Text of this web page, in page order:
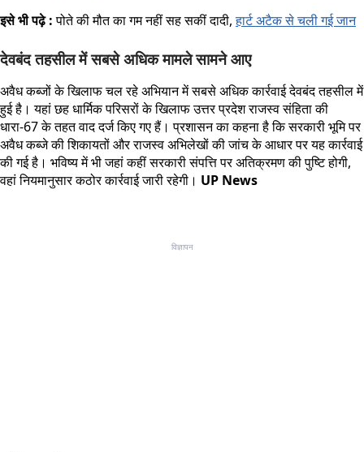
इसे भी पढ़े :पोते की मौत का गम नहीं सह सकीं दादी,हार्ट अटैक से चली गई जान
देवबंद तहसील में सबसे अधिक मामले सामने आए
अवैध कब्जों के खिलाफ चल रहे अभियान में सबसे अधिक कार्रवाई देवबंद तहसील में
हुई है। यहां छह धार्मिक परिसरों के खिलाफ उत्तर प्रदेश राजस्व संहिता की
धारा-67 के तहत वाद दर्ज किए गए हैं। प्रशासन का कहना है कि सरकारी भूमि पर
अवैध कब्जे की शिकायतों और राजस्व अभिलेखों की जांच के आधार पर यह कार्रवाई
की गई है। भविष्य में भी जहां कहीं सरकारी संपत्ति पर अतिक्रमण की पुष्टि होगी,
वहां नियमानुसार कठोर कार्रवाई जारी रहेगी। UP News
विज्ञापन